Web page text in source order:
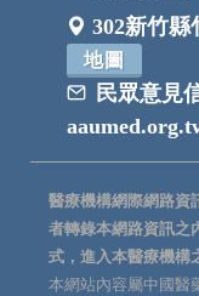
302新竹縣
地圖
民眾意見
醫療機構網際網路資
者轉錄本網路資訊之
式，進入本醫療機構
本網站內容屬中國醫